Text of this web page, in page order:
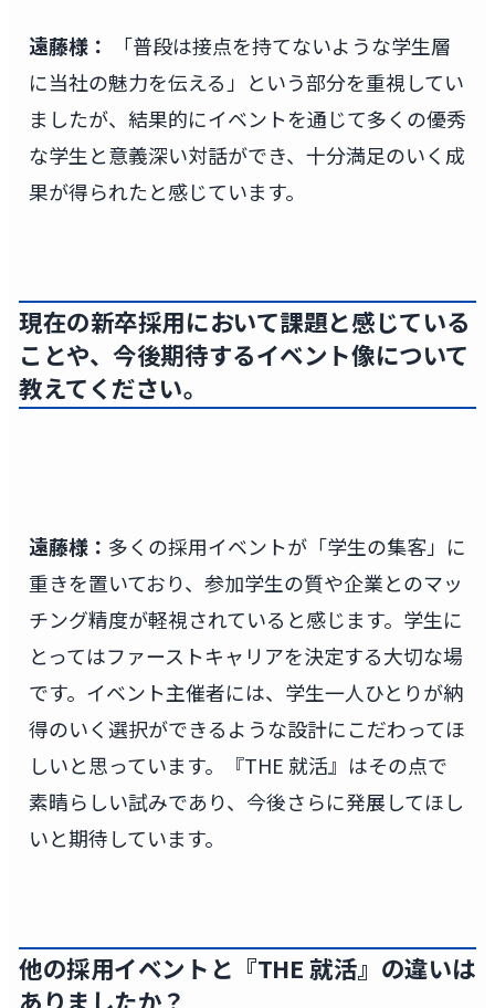
遠藤様：
「普段は接点を持てないような学生層
に当社の魅力を伝える」という部分を重視してい
ましたが、結果的にイベントを通じて多くの優秀
な学生と意義深い対話ができ、十分満足のいく成
果が得られたと感じています。
現在の新卒採用において課題と感じている
ことや、今後期待するイベント像について
教えてください。
遠藤様： 多くの採用イベントが「学生の集客」に
重きを置いており、参加学生の質や企業とのマッ
チング精度が軽視されていると感じます。学生に
とってはファーストキャリアを決定する大切な場
です。イベント主催者には、学生一人ひとりが納
得のいく選択ができるような設計にこだわってほ
しいと思っています。『THE 就活』はその点で
素晴らしい試みであり、今後さらに発展してほし
いと期待しています。
他の採用イベントと『THE 就活』の違いは
ありましたか？